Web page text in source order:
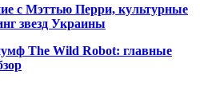
с Мэттью Перри, культурные
звезд Украины
The Wild Robot: главные